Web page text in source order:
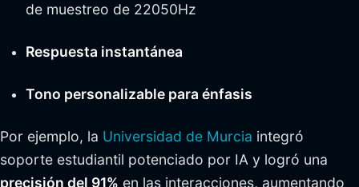
de muestreo de 22050Hz
Respuesta instantánea
Tono personalizable para énfasis
Por ejemplo, la Universidad de Murcia integró
soporte estudiantil potenciado por IA y logró una
precisión del 91% en las interacciones, aumentando